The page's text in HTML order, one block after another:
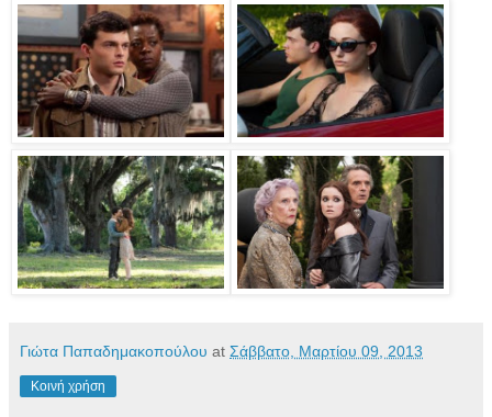
Γιώτα Παπαδημακοπούλου at Σάββατο, Μαρτίου 09, 2013
Κοινή χρήση